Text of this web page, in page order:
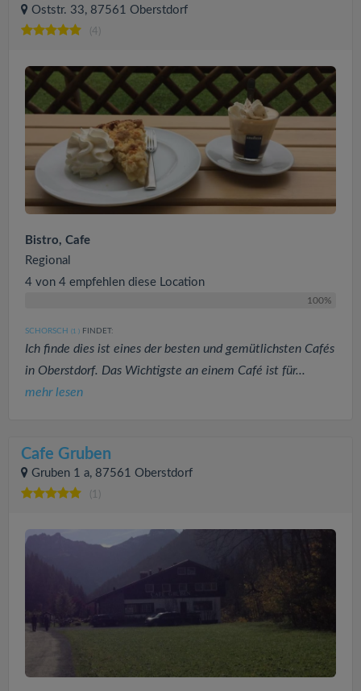
Oststr. 33, 87561 Oberstdorf
(4)
Bistro, Cafe
Regional
4 von 4 empfehlen diese Location
100%
SCHORSCH (1 ) FINDET:
Ich finde dies ist eines der besten und gemütlichsten Cafés
in Oberstdorf. Das Wichtigste an einem Café ist für...
mehr lesen
Cafe Gruben
Gruben 1 a, 87561 Oberstdorf
(1)